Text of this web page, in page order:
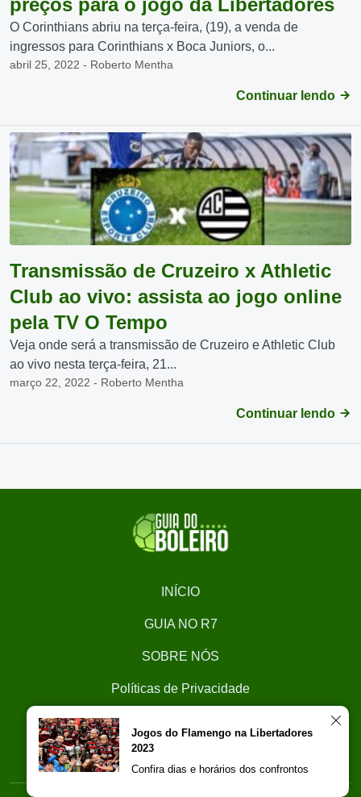
preços para o jogo da Libertadores
O Corinthians abriu na terça-feira, (19), a venda de
ingressos para Corinthians x Boca Juniors, o...
abril 25, 2022 - Roberto Mentha
Continuar lendo
Transmissão de Cruzeiro x Athletic
Club ao vivo: assista ao jogo online
pela TV O Tempo
Veja onde será a transmissão de Cruzeiro e Athletic Club
ao vivo nesta terça-feira, 21...
março 22, 2022 - Roberto Mentha
Continuar lendo
INÍCIO
GUIA NO R7
SOBRE NÓS
Políticas de Privacidade
Trabalhe Conosco
Jogos do Flamengo na Libertadores
2023
Confira dias e horários dos confrontos